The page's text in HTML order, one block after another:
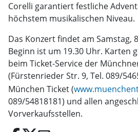
Corelli garantiert festliche
höchstem musikalischen Niveau.
Das Konzert findet am Samstag,
Beginn ist um 19.30 Uhr. Karten
beim Ticket-Service der
(Fürstenrieder Str. 9, Tel. 089/
München Ticket (
089/54818181) und allen
Vorverkaufsstellen.